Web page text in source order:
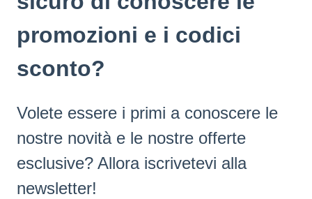
promozioni e i codici
sconto?
Volete essere i primi a conoscere le
nostre novità e le nostre offerte
esclusive? Allora iscrivetevi alla
newsletter!